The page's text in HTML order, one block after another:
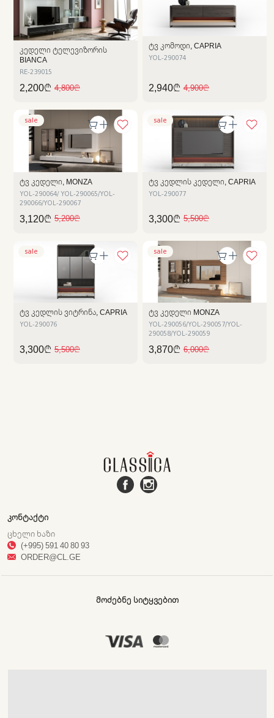
ᲙᲔᲓᲔᲚᲘ ᲢᲔᲚᲔᲕᲘᲖᲝᲠᲘᲡ
BIANCA
RE-239015
2,200₾ 4,800₾
ᲢᲕ ᲙᲝᲛᲝᲓᲘ, CAPRIA
YOL-290074
2,940₾ 4,900₾
sale
ᲢᲕ ᲙᲔᲓᲔᲚᲘ, MONZA
YOL-290064/ YOL-290065/YOL-
290066/YOL-290067
3,120₾ 5,200₾
sale
ᲢᲕ ᲙᲔᲓᲚᲘᲡ ᲙᲔᲓᲔᲚᲘ, CAPRIA
YOL-290077
3,300₾ 5,500₾
sale
ᲢᲕ ᲙᲔᲓᲚᲘᲡ ᲕᲘᲢᲠᲘᲜᲐ, CAPRIA
YOL-290076
3,300₾ 5,500₾
sale
ᲢᲕ ᲙᲔᲓᲔᲚᲘ MONZA
YOL-290056/YOL-290057/YOL-
290058/YOL-290059
3,870₾ 6,000₾
ᲙᲝᲜᲢᲐᲥᲢᲘ
ᲪᲮᲔᲚᲘ ᲮᲐᲖᲘ
(+995) 591 40 80 93
ORDER@CL.GE
ᲛᲝᲫᲔᲑᲜᲔ ᲡᲘᲢᲧᲕᲔᲑᲘᲗ